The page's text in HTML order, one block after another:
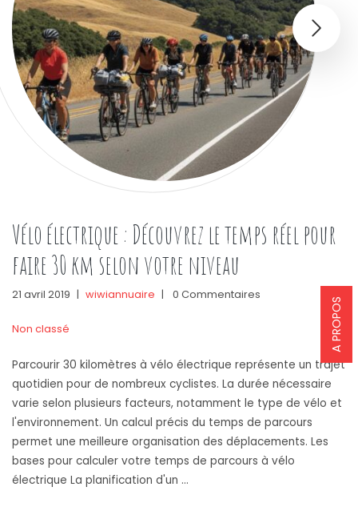
A PROPOS
Vélo électrique : Découvrez le temps réel pour
faire 30 km selon votre niveau
21 avril 2019 | wiwiannuaire | 0 Commentaires
Non classé
Parcourir 30 kilomètres à vélo électrique représente un trajet
quotidien pour de nombreux cyclistes. La durée nécessaire
varie selon plusieurs facteurs, notamment le type de vélo et
l'environnement. Un calcul précis du temps de parcours
permet une meilleure organisation des déplacements. Les
bases pour calculer votre temps de parcours à vélo
électrique La planification d'un …